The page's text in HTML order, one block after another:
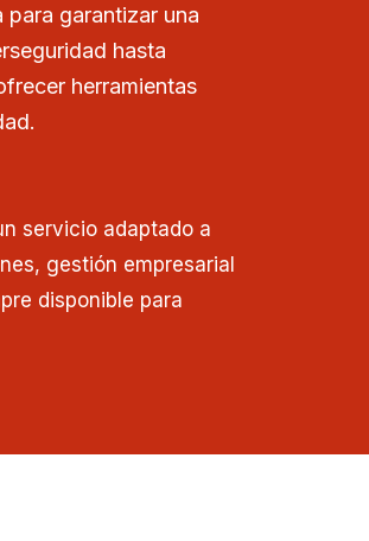
garantizar una
hasta
herramientas
servicio adaptado a
gestión empresarial
disponible para